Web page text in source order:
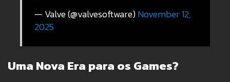
— Valve (@valvesoftware)November 12,
2025
Uma Nova Era para os Games?